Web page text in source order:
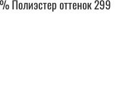
Полиэстер оттенок 299